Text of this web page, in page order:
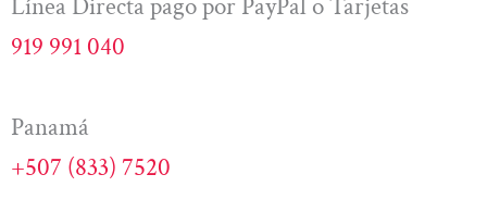
Línea Directa pago por PayPal o Tarjetas
919 991 040
Panamá
+507 (833) 7520